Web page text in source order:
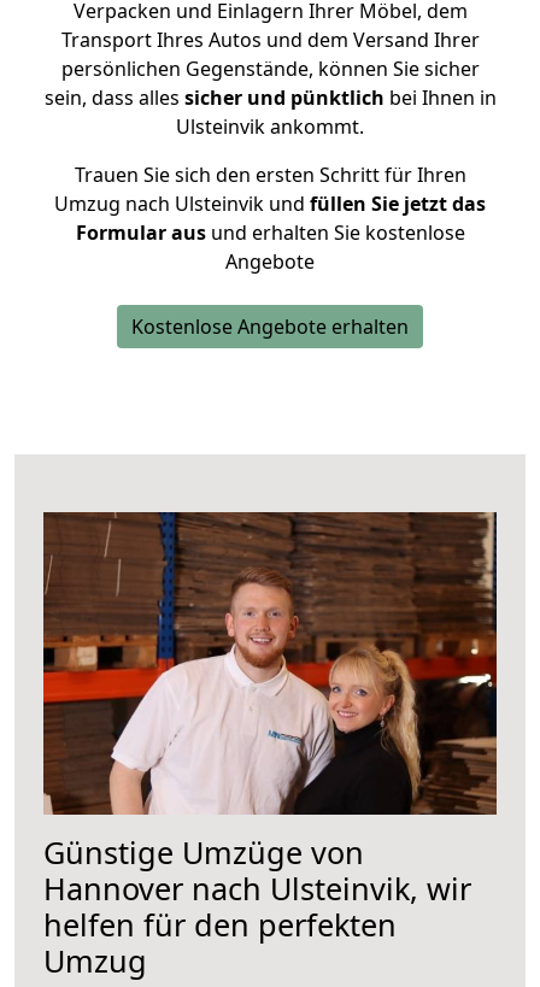
Verpacken und Einlagern Ihrer Möbel, dem
Transport Ihres Autos und dem Versand Ihrer
persönlichen Gegenstände, können Sie sicher
sein, dass alles sicher und pünktlich bei Ihnen in
Ulsteinvik ankommt.
Trauen Sie sich den ersten Schritt für Ihren
Umzug nach Ulsteinvik und füllen Sie jetzt das
Formular ausund erhalten Sie kostenlose
Angebote
Kostenlose Angebote erhalten
Günstige Umzüge von
Hannover nach Ulsteinvik, wir
helfen für den perfekten
Umzug